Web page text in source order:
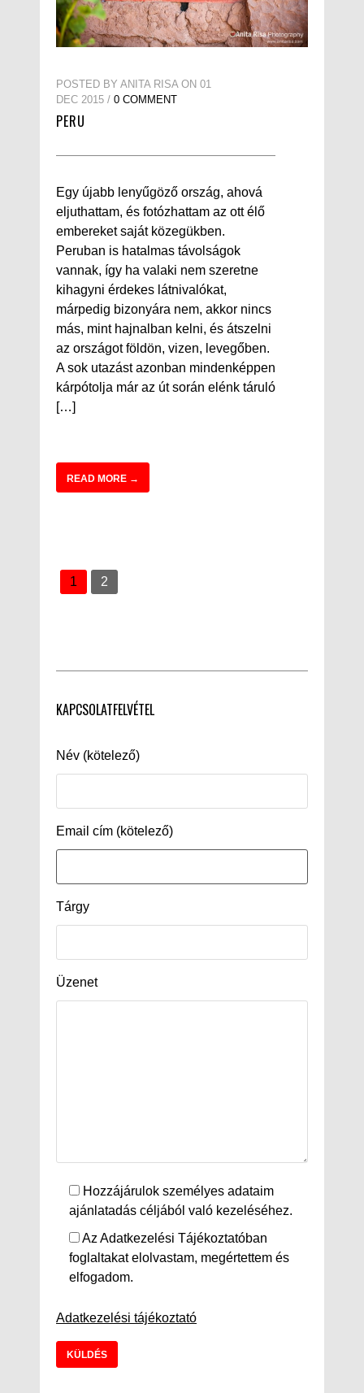
POSTED BY ANITA RISA ON 01
DEC 2015 / 0 COMMENT
PERU
Egy újabb lenyűgöző ország, ahová
eljuthattam, és fotózhattam az ott élő
embereket saját közegükben.
Peruban is hatalmas távolságok
vannak, így ha valaki nem szeretne
kihagyni érdekes látnivalókat,
márpedig bizonyára nem, akkor nincs
más, mint hajnalban kelni, és átszelni
az országot földön, vizen, levegőben.
A sok utazást azonban mindenképpen
kárpótolja már az út során elénk táruló
[…]
READ MORE →
1 2
KAPCSOLATFELVÉTEL
Név (kötelező)
Email cím (kötelező)
Tárgy
Üzenet
Hozzájárulok személyes adataim
ajánlatadás céljából való kezeléséhez.
Az Adatkezelési Tájékoztatóban
foglaltakat elolvastam, megértettem és
elfogadom.
Adatkezelési tájékoztató